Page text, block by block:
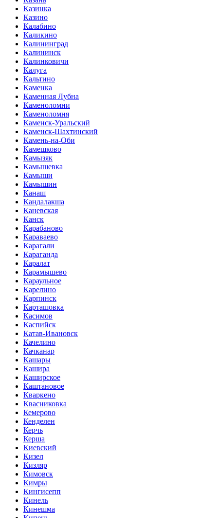
Казинка
Казино
Калабино
Каликино
Калининград
Калининск
Калинковичи
Калуга
Кальтино
Каменка
Каменная Лубна
Каменоломни
Каменоломня
Каменск-Уральский
Каменск-Шахтинский
Камень-на-Оби
Камешково
Камызяк
Камышевка
Камыши
Камышин
Канаш
Кандалакша
Каневская
Канск
Карабаново
Караваево
Карагали
Караганда
Каралат
Карамышево
Караульное
Карелино
Карпинск
Карташовка
Касимов
Каспийск
Катав-Ивановск
Качелино
Качканар
Кашары
Кашира
Каширское
Каштановое
Кваркено
Квасниковка
Кемерово
Кенделен
Керчь
Керша
Киевский
Кизел
Кизляр
Кимовск
Кимры
Кингисепп
Кинель
Кинешма